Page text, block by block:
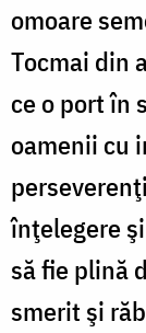
omoare
Tocmai din
ce o port în
oamenii cu
înţelegere
să fie plină
smerit şi